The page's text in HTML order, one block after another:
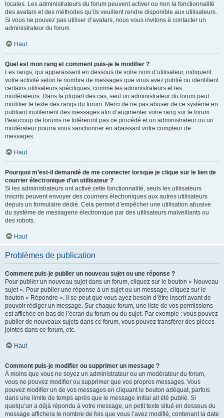
locales. Les administrateurs du forum peuvent activer ou non la fonctionnalité
des avatars et des méthodes qu’ils veuillent rendre disponible aux utilisateurs.
Si vous ne pouvez pas utiliser d’avatars, nous vous invitons à contacter un
administrateur du forum.
Haut
Quel est mon rang et comment puis-je le modifier ?
Les rangs, qui apparaissent en dessous de votre nom d’utilisateur, indiquent
votre activité selon le nombre de messages que vous avez publié ou identifient
certains utilisateurs spécifiques, comme les administrateurs et les
modérateurs. Dans la plupart des cas, seul un administrateur du forum peut
modifier le texte des rangs du forum. Merci de ne pas abuser de ce système en
publiant inutilement des messages afin d’augmenter votre rang sur le forum.
Beaucoup de forums ne toléreront pas ce procédé et un administrateur ou un
modérateur pourra vous sanctionner en abaissant votre compteur de
messages.
Haut
Pourquoi m’est-il demandé de me connecter lorsque je clique sur le lien de
courrier électronique d’un utilisateur ?
Si les administrateurs ont activé cette fonctionnalité, seuls les utilisateurs
inscrits peuvent envoyer des courriers électroniques aux autres utilisateurs
depuis un formulaire dédié. Cela permet d’empêcher une utilisation abusive
du système de messagerie électronique par des utilisateurs malveillants ou
des robots.
Haut
Problèmes de publication
Comment puis-je publier un nouveau sujet ou une réponse ?
Pour publier un nouveau sujet dans un forum, cliquez sur le bouton « Nouveau
sujet ». Pour publier une réponse à un sujet ou un message, cliquez sur le
bouton « Répondre ». Il se peut que vous ayez besoin d’être inscrit avant de
pouvoir rédiger un message. Sur chaque forum, une liste de vos permissions
est affichée en bas de l’écran du forum ou du sujet. Par exemple : vous pouvez
publier de nouveaux sujets dans ce forum, vous pouvez transférer des pièces
jointes dans ce forum, etc.
Haut
Comment puis-je modifier ou supprimer un message ?
À moins que vous ne soyez un administrateur ou un modérateur du forum,
vous ne pouvez modifier ou supprimer que vos propres messages. Vous
pouvez modifier un de vos messages en cliquant le bouton adéquat, parfois
dans une limite de temps après que le message initial ait été publié. Si
quelqu’un a déjà répondu à votre message, un petit texte situé en dessous du
message affichera le nombre de fois que vous l’avez modifié, contenant la date